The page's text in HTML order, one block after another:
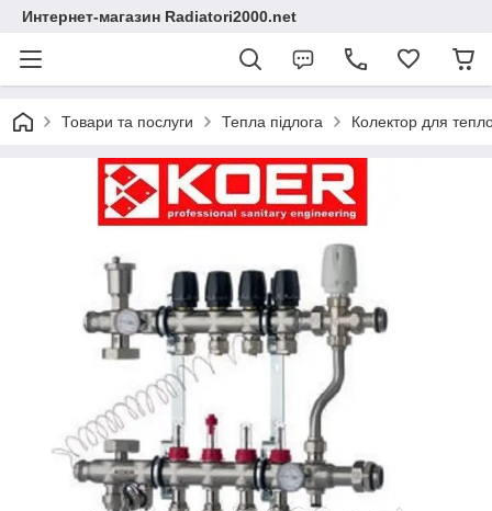
Интернет-магазин Radiatori2000.net
Товари та послуги Тепла підлога Колектор для